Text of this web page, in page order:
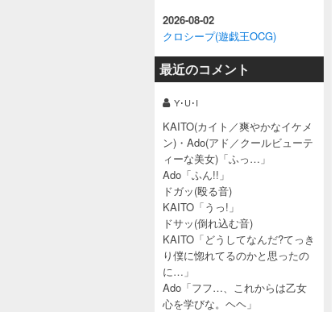
2026-08-02
クロシープ(遊戯王OCG)
最近のコメント
Y･U･I
KAITO(カイト／爽やかなイケメ
ン)・Ado(アド／クールビューテ
ィーな美女)「ふっ…」
Ado「ふん!!」
ドガッ(殴る音)
KAITO「うっ!」
ドサッ(倒れ込む音)
KAITO「どうしてなんだ?てっき
り僕に惚れてるのかと思ったの
に…」
Ado「フフ…、これからは乙女
心を学びな。ヘヘ」